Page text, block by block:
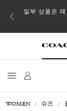
일부 상품은
WOMEN 슈즈